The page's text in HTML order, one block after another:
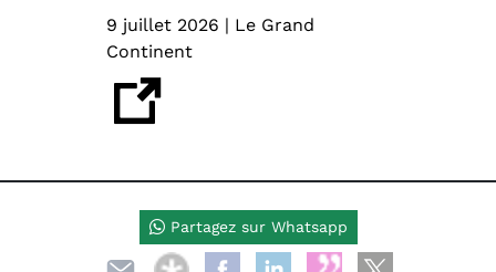
9 juillet 2026 | Le Grand
Continent
Partagez sur Whatsapp